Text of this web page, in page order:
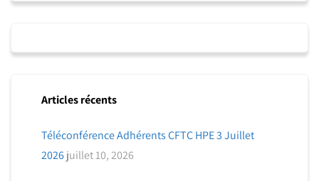
Articles récents
Téléconférence Adhérents CFTC HPE 3 Juillet
2026 juillet 10, 2026